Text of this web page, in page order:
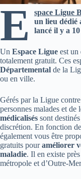
E space Ligue
un lieu dédié
lancé il y a
Un Espace Ligue est un
totalement gratuit. Ces
Départemental de la
ou en ville.
Gérés par la Ligue
personnes malades et de
médicalisés sont
discrétion. En fonction
également vous être
gratuits pouraméliorer
maladie. Il en existe
métropole et d’Outre-